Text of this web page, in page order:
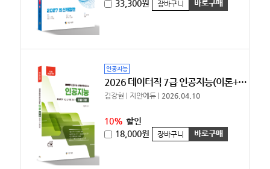
33,300원
장바구니 바로구매
인공지능
2026 데이터직 7급 인공지능(이론+기출) [10%할인]
김강현 | 지안에듀 | 2026.04.10
10% 할인
18,000원
장바구니 바로구매